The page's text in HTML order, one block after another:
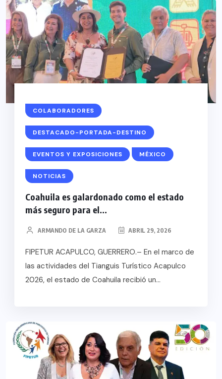
COLABORADORES
DESTACADO-PORTADA-DESTINO
EVENTOS Y EXPOSICIONES MÉXICO
NOTICIAS
Coahuila es galardonado como el estado
más seguro para el...
ARMANDO DE LA GARZA ABRIL 29, 2026
FIPETUR ACAPULCO, GUERRERO.– En el marco de
las actividades del Tianguis Turístico Acapulco
2026, el estado de Coahuila recibió un...